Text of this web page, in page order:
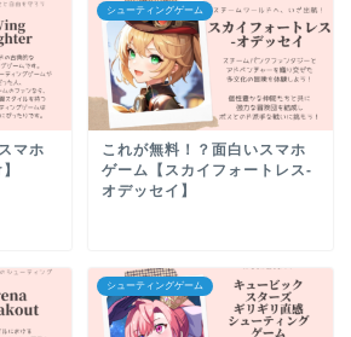
マホ
シューティングゲーム
これが無料！？面白いスマホ
ゲーム【スカイフォートレス-
オデッセイ】
シューティングゲーム